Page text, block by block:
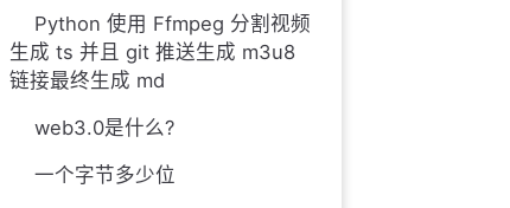
Python 使用 Ffmpeg 分割视频
生成 ts 并且 git 推送生成 m3u8
链接最终生成 md
web3.0是什么?
一个字节多少位